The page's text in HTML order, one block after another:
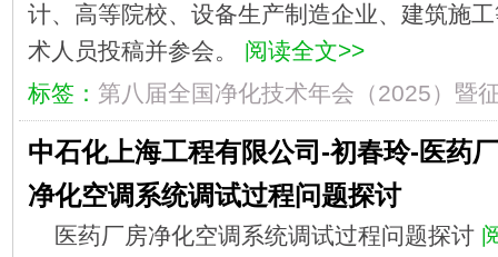
计、高等院校、设备生产制造企业、建筑施
术人员投稿并参会。 阅读全文>>
标签： 第八届全国净化技术年会（2025）暨
中石化上海工程有限公司-初春玲-医药
净化空调系统调试过程问题探讨
医药厂房净化空调系统调试过程问题探讨